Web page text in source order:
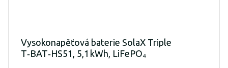
Vysokonapěťová baterie SolaX Triple
T‑BAT‑HS51, 5,1 kWh, LiFePO₄